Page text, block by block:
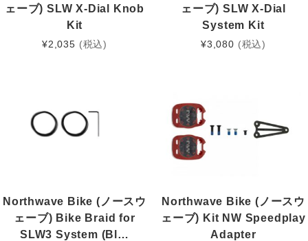
ェーブ) SLW X-Dial Knob
Kit
¥2,035 (税込)
ェーブ) SLW X-Dial
System Kit
¥3,080 (税込)
Northwave Bike (ノースウ
ェーブ) Bike Braid for
SLW3 System (Bl…
Northwave Bike (ノースウ
ェーブ) Kit NW Speedplay
Adapter